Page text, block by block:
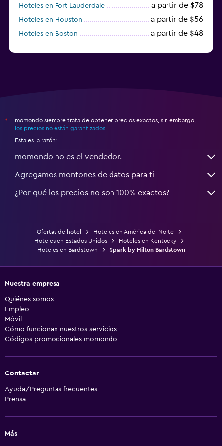
Hoteles en Fort Lauderdale a partir de $78
Hoteles en Houston a partir de $56
Hoteles en Boston a partir de $48
*
momondo siempre trata de obtener precios exactos, sin embargo,
los precios no están garantizados
Esta es la razón:
momondo no es el vendedor.
Agregamos montones de datos para ti
¿Por qué los precios no son 100% exactos?
Ofertas de hotel
Hoteles en América del Norte
Hoteles en Estados Unidos
Hoteles en Kentucky
Hoteles en Bardstown
Spark by Hilton Bardstown
Nuestra empresa
Quiénes somos
Empleo
Móvil
Cómo funcionan nuestros servicios
Códigos promocionales momondo
Contactar
Ayuda/Preguntas frecuentes
Prensa
Más